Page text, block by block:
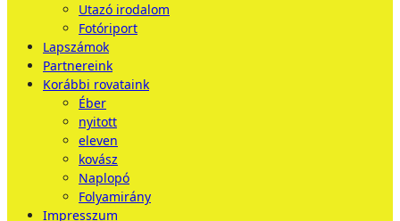
Utazó irodalom
Fotóriport
Lapszámok
Partnereink
Korábbi rovataink
Éber
nyitott
eleven
kovász
Naplopó
Folyamirány
Impresszum